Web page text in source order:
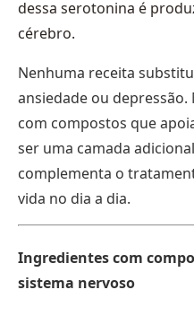
dessa serotonina é
cérebro.
Nenhuma receita
ansiedade ou
com compostos que
ser uma camada
complementa o
vida no dia a dia.
Ingredientes com
sistema nervoso